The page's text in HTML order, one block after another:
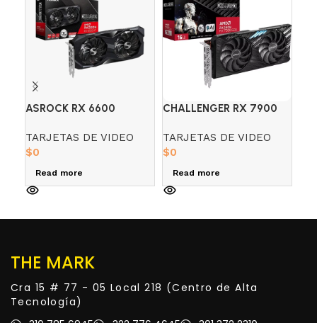
ASROCK RX 6600
TARJETAS DE VIDEO
$0
Read more
CHALLENGER RX 7900
RADEON
TARJETAS DE VIDEO
$0
Read more
THE MARK
Cra 15 # 77 - 05 Local 218 (Centro de Alta
Tecnología)